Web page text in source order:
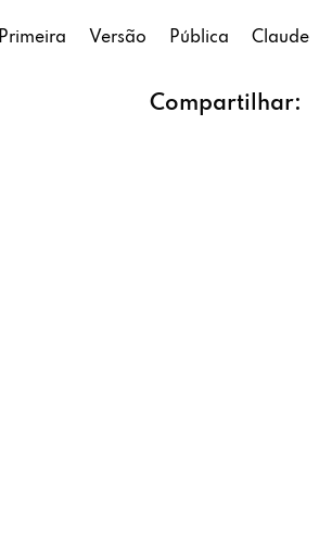
Primeira Versão Pública Claude
Compartilhar: